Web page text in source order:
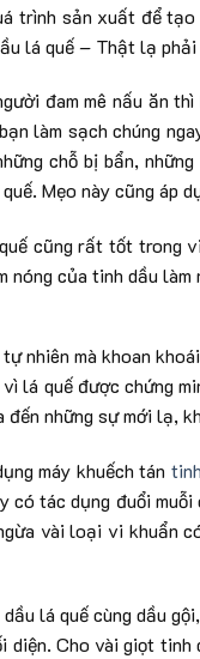
trình sản xuất để tạo
lá quế – Thật lạ
đam mê nấu ăn
làm sạch chúng
chỗ bị bẩn,
Mẹo này cũng áp
cũng rất tốt trong
nóng của tinh dầu
nhiên mà khoan
lá quế được chứng
đến những sự mới lạ,
máy khuếch tán
có tác dụng đuổi
vài loại vi khuẩn
lá quế cùng dầu
diện. Cho vài giọt